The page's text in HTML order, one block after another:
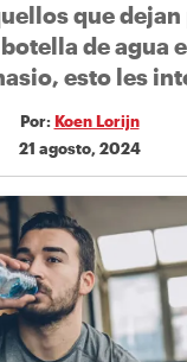
que
de agua
esto les
Por: Koen Lorijn
21 agosto, 2024